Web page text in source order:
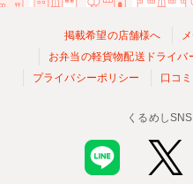
掲載希望の店舗様へ
お弁当の軽貨物配送ドライバ
プライバシーポリシー
口コ
くるめし